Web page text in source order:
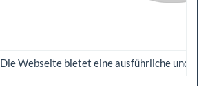
Die Webseite bietet eine ausführliche und